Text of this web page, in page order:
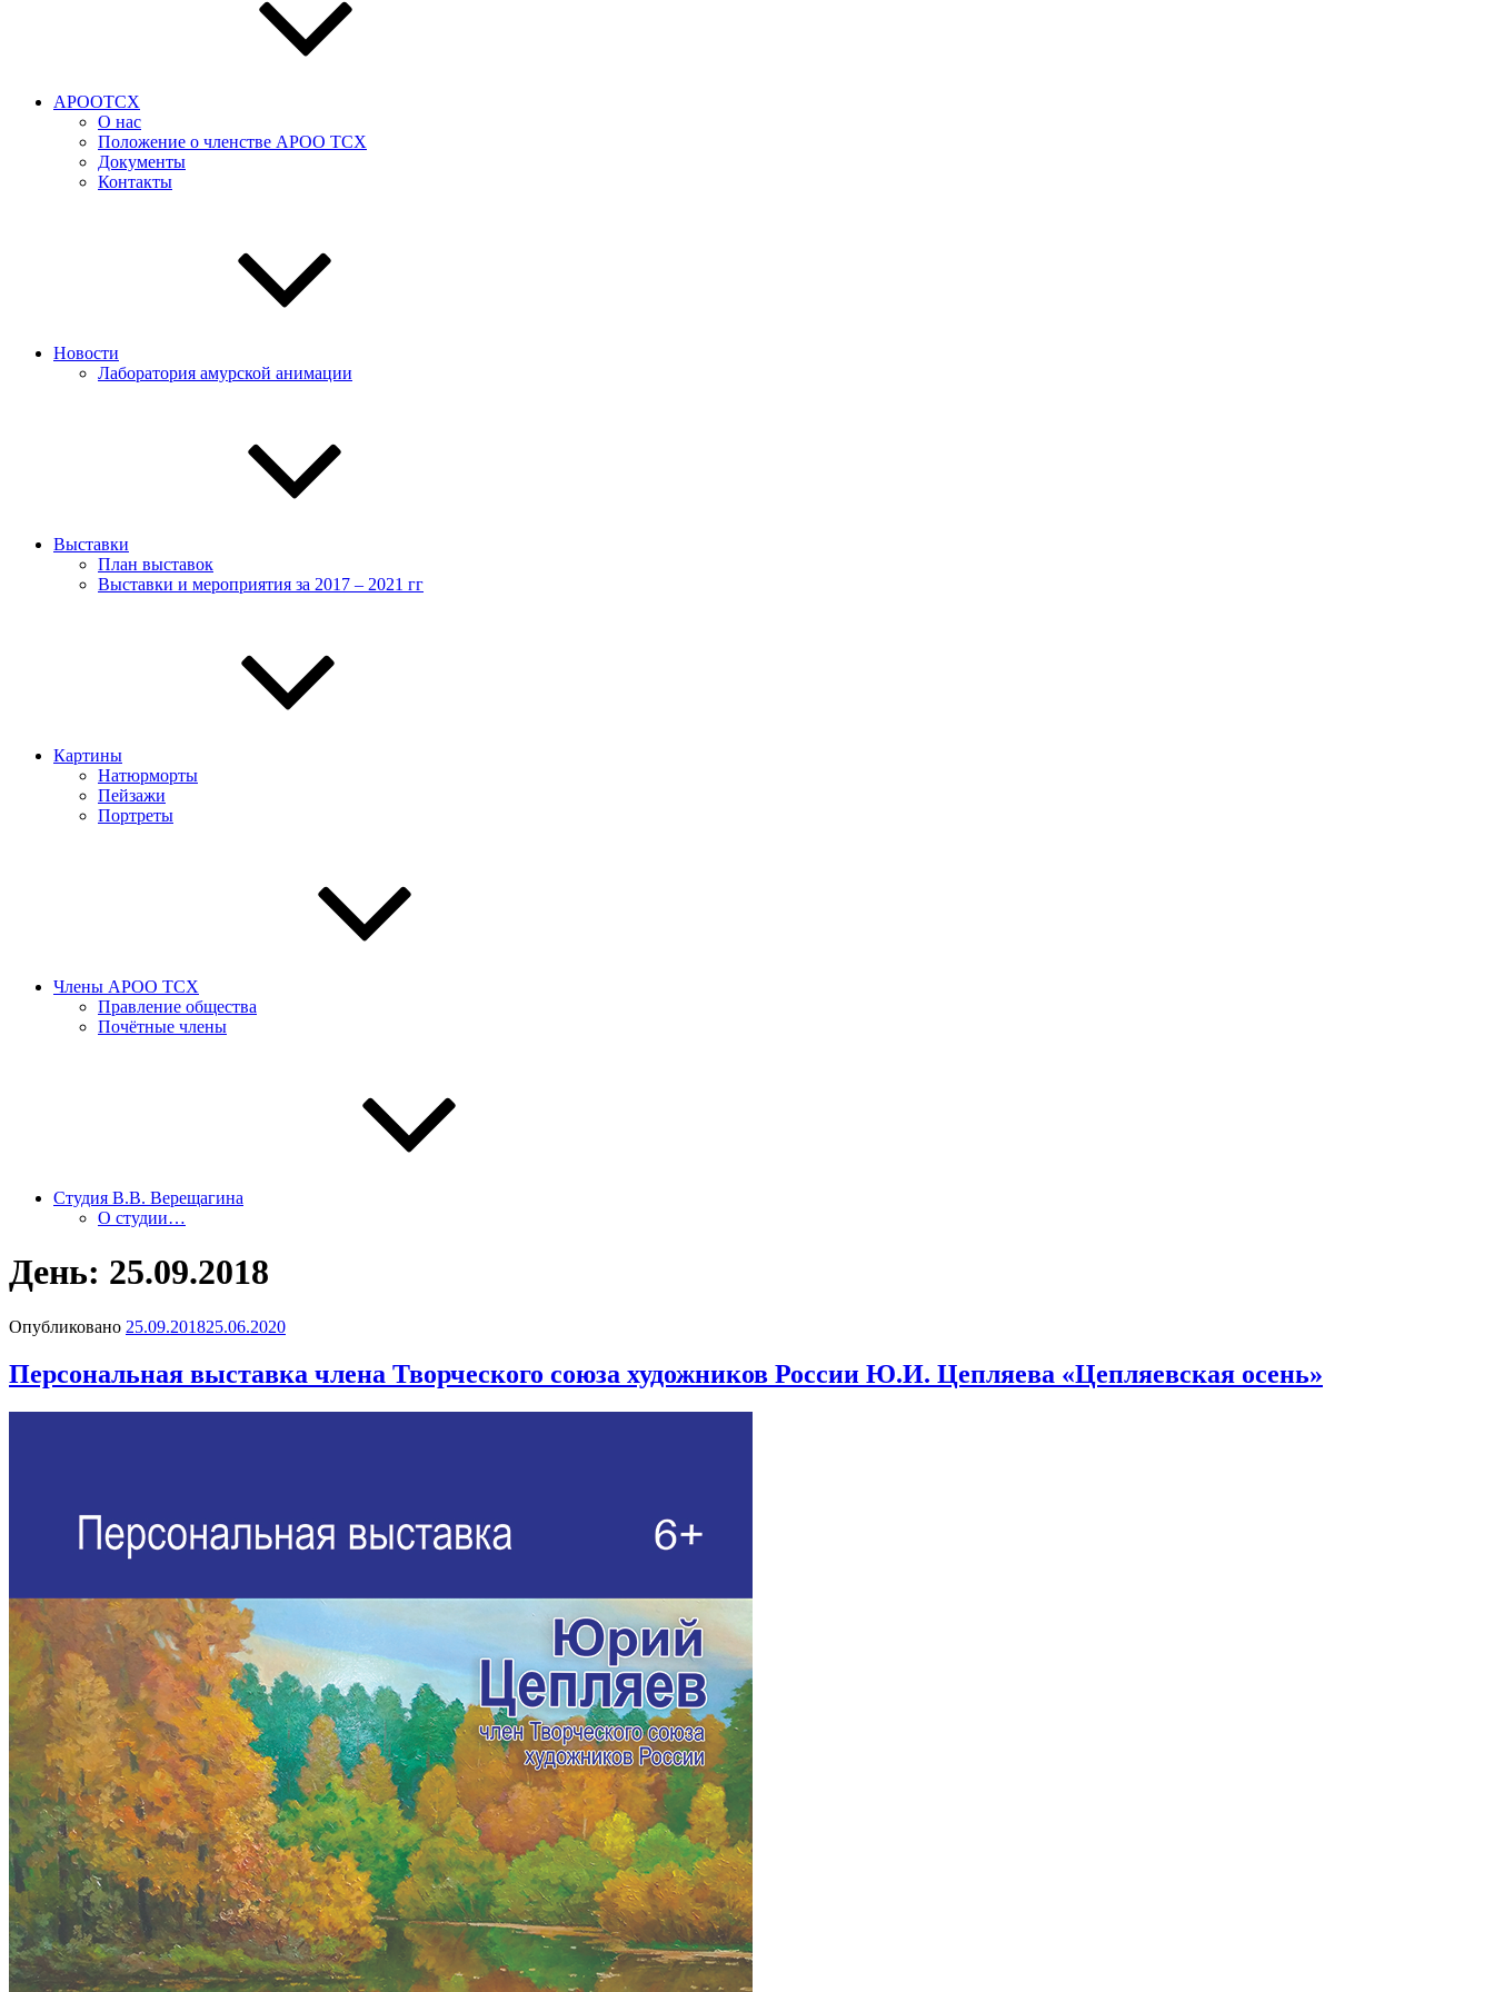
АРООТСХ
О нас
Положение о членстве АРОО ТСХ
Документы
Контакты
Новости
Лаборатория амурской анимации
Выставки
План выставок
Выставки и мероприятия за 2017 – 2021 гг
Картины
Натюрморты
Пейзажи
Портреты
Члены АРОО ТСХ
Правление общества
Почётные члены
Студия В.В. Верещагина
О студии…
День: 25.09.2018
Опубликовано 25.09.201825.06.2020
Персональная выставка члена Творческого союза художников России Ю.И. Цепляева «Цепляевская осень»